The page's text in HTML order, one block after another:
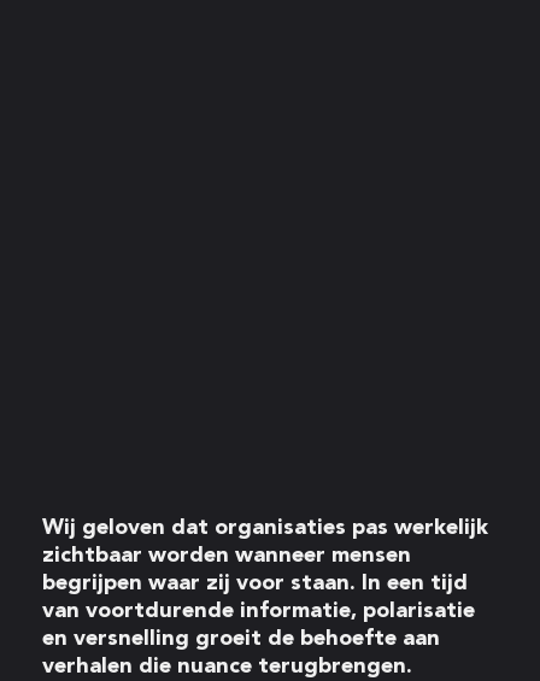
Wij geloven dat organisaties pas werkelijk
zichtbaar worden wanneer mensen
begrijpen waar zij voor staan. In een tijd
van voortdurende informatie, polarisatie
en versnelling groeit de behoefte aan
verhalen die nuance terugbrengen.